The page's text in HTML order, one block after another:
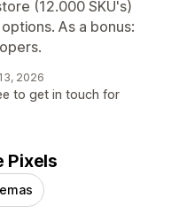
(12.000 SKU's)
As a bonus:
2026
to get in touch for
Pixels